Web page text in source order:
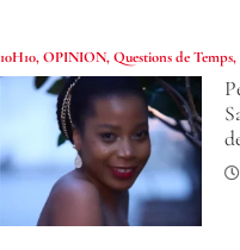
10H10,OPINION,Questions de Temps,